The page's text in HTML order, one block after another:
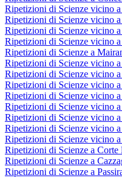
Ripetizioni di Scienze vicino
Ripetizioni di Scienze vicino
Ripetizioni di Scienze vicino
Ripetizioni di Scienze vicino
Ripetizioni di Scienze a
Ripetizioni di Scienze vicino
Ripetizioni di Scienze vicino
Ripetizioni di Scienze vicino
Ripetizioni di Scienze vicino
Ripetizioni di Scienze vicino
Ripetizioni di Scienze vicino
Ripetizioni di Scienze vicino a
Ripetizioni di Scienze vicino
Ripetizioni di Scienze a Corte
Ripetizioni di Scienze a
Ripetizioni di Scienze a